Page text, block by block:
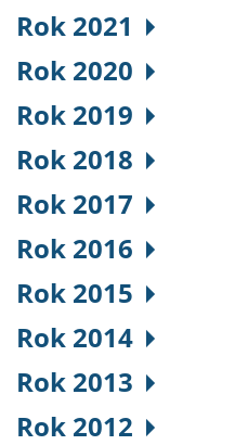
Rok 2021
Rok 2020
Rok 2019
Rok 2018
Rok 2017
Rok 2016
Rok 2015
Rok 2014
Rok 2013
Rok 2012